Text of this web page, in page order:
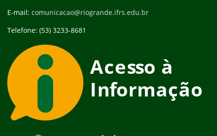
E-mail: comunicacao@riogrande.ifrs.edu.br
Telefone: (53) 3233-8681